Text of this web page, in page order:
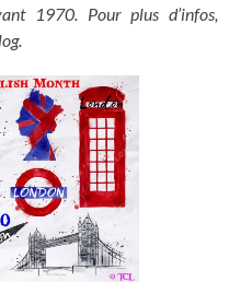
1970. Pour plus d’infos,